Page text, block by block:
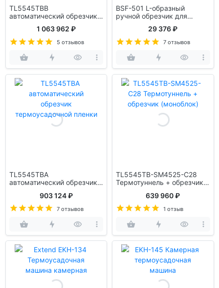
TL5545TBB
автоматический обрезчик
1 063 962 ₽
5 отзывов
BSF-501 L-образный
ручной обрезчик для
29 376 ₽
7 отзывов
TL5545TBA
автоматический обрезчик
903 124 ₽
7 отзывов
TL5545TB-SM4525-C28
Термотуннель + обрезчик
639 960 ₽
1 отзыв